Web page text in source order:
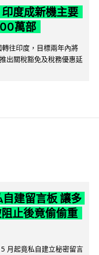
度成新機主要
萬部
往印度，目標兩年內將
出關稅豁免及稅務優惠延
建留言板 讓多
止後竟偷偷重
月起竟私自建立秘密留言